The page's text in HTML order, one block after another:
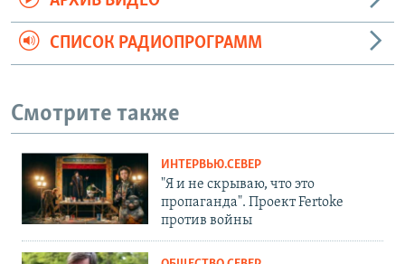
СПИСОК РАДИОПРОГРАММ
Смотрите также
ИНТЕРВЬЮ.СЕВЕР
"Я и не скрываю, что это
пропаганда". Проект Fertoke
против войны